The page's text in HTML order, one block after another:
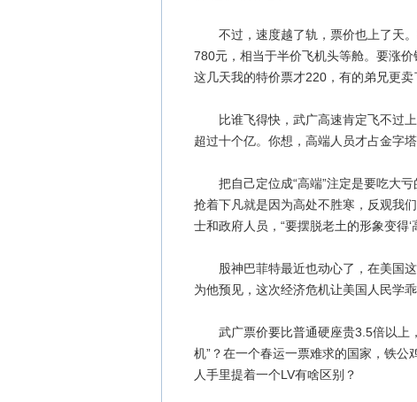
不过，速度越了轨，票价也上了天。
780元，相当于半价飞机头等舱。要涨
这几天我的特价票才220，有的弟兄更卖
比谁飞得快，武广高速肯定飞不过上
超过十个亿。你想，高端人员才占金字
把自己定位成“高端”注定是要吃大亏
抢着下凡就是因为高处不胜寒，反观我
士和政府人员，“要摆脱老土的形象变得‘
股神巴菲特最近也动心了，在美国这
为他预见，这次经济危机让美国人民学
武广票价要比普通硬座贵3.5倍以上
机”？在一个春运一票难求的国家，铁
人手里提着一个LV有啥区别？